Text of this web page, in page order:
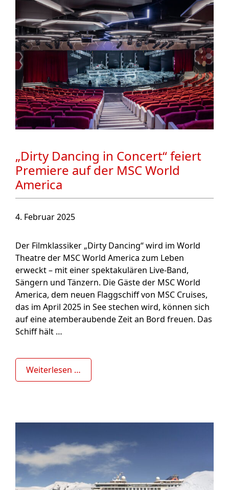
„Dirty Dancing in Concert“ feiert
Premiere auf der MSC World
America
4. Februar 2025
Der Filmklassiker „Dirty Dancing“ wird im World
Theatre der MSC World America zum Leben
erweckt – mit einer spektakulären Live-Band,
Sängern und Tänzern. Die Gäste der MSC World
America, dem neuen Flaggschiff von MSC Cruises,
das im April 2025 in See stechen wird, können sich
auf eine atemberaubende Zeit an Bord freuen. Das
Schiff hält …
Weiterlesen …